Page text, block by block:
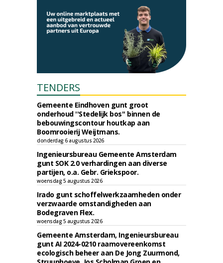
TENDERS
Gemeente Eindhoven gunt groot
onderhoud ''Stedelijk bos'' binnen de
bebouwingscontour houtkap aan
Boomrooierij Weijtmans.
donderdag 6 augustus 2026
Ingenieursbureau Gemeente Amsterdam
gunt SOK 2.0 verhardingen aan diverse
partijen, o.a. Gebr. Griekspoor.
woensdag 5 augustus 2026
Irado gunt schoffelwerkzaamheden onder
verzwaarde omstandigheden aan
Bodegraven Flex.
woensdag 5 augustus 2026
Gemeente Amsterdam, Ingenieursbureau
gunt AI 2024-0210 raamovereenkomst
ecologisch beheer aan De Jong Zuurmond,